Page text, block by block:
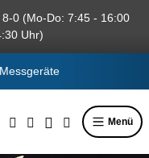
0 (Mo-Do: 7:45 - 16:00
Uhr)
Menü